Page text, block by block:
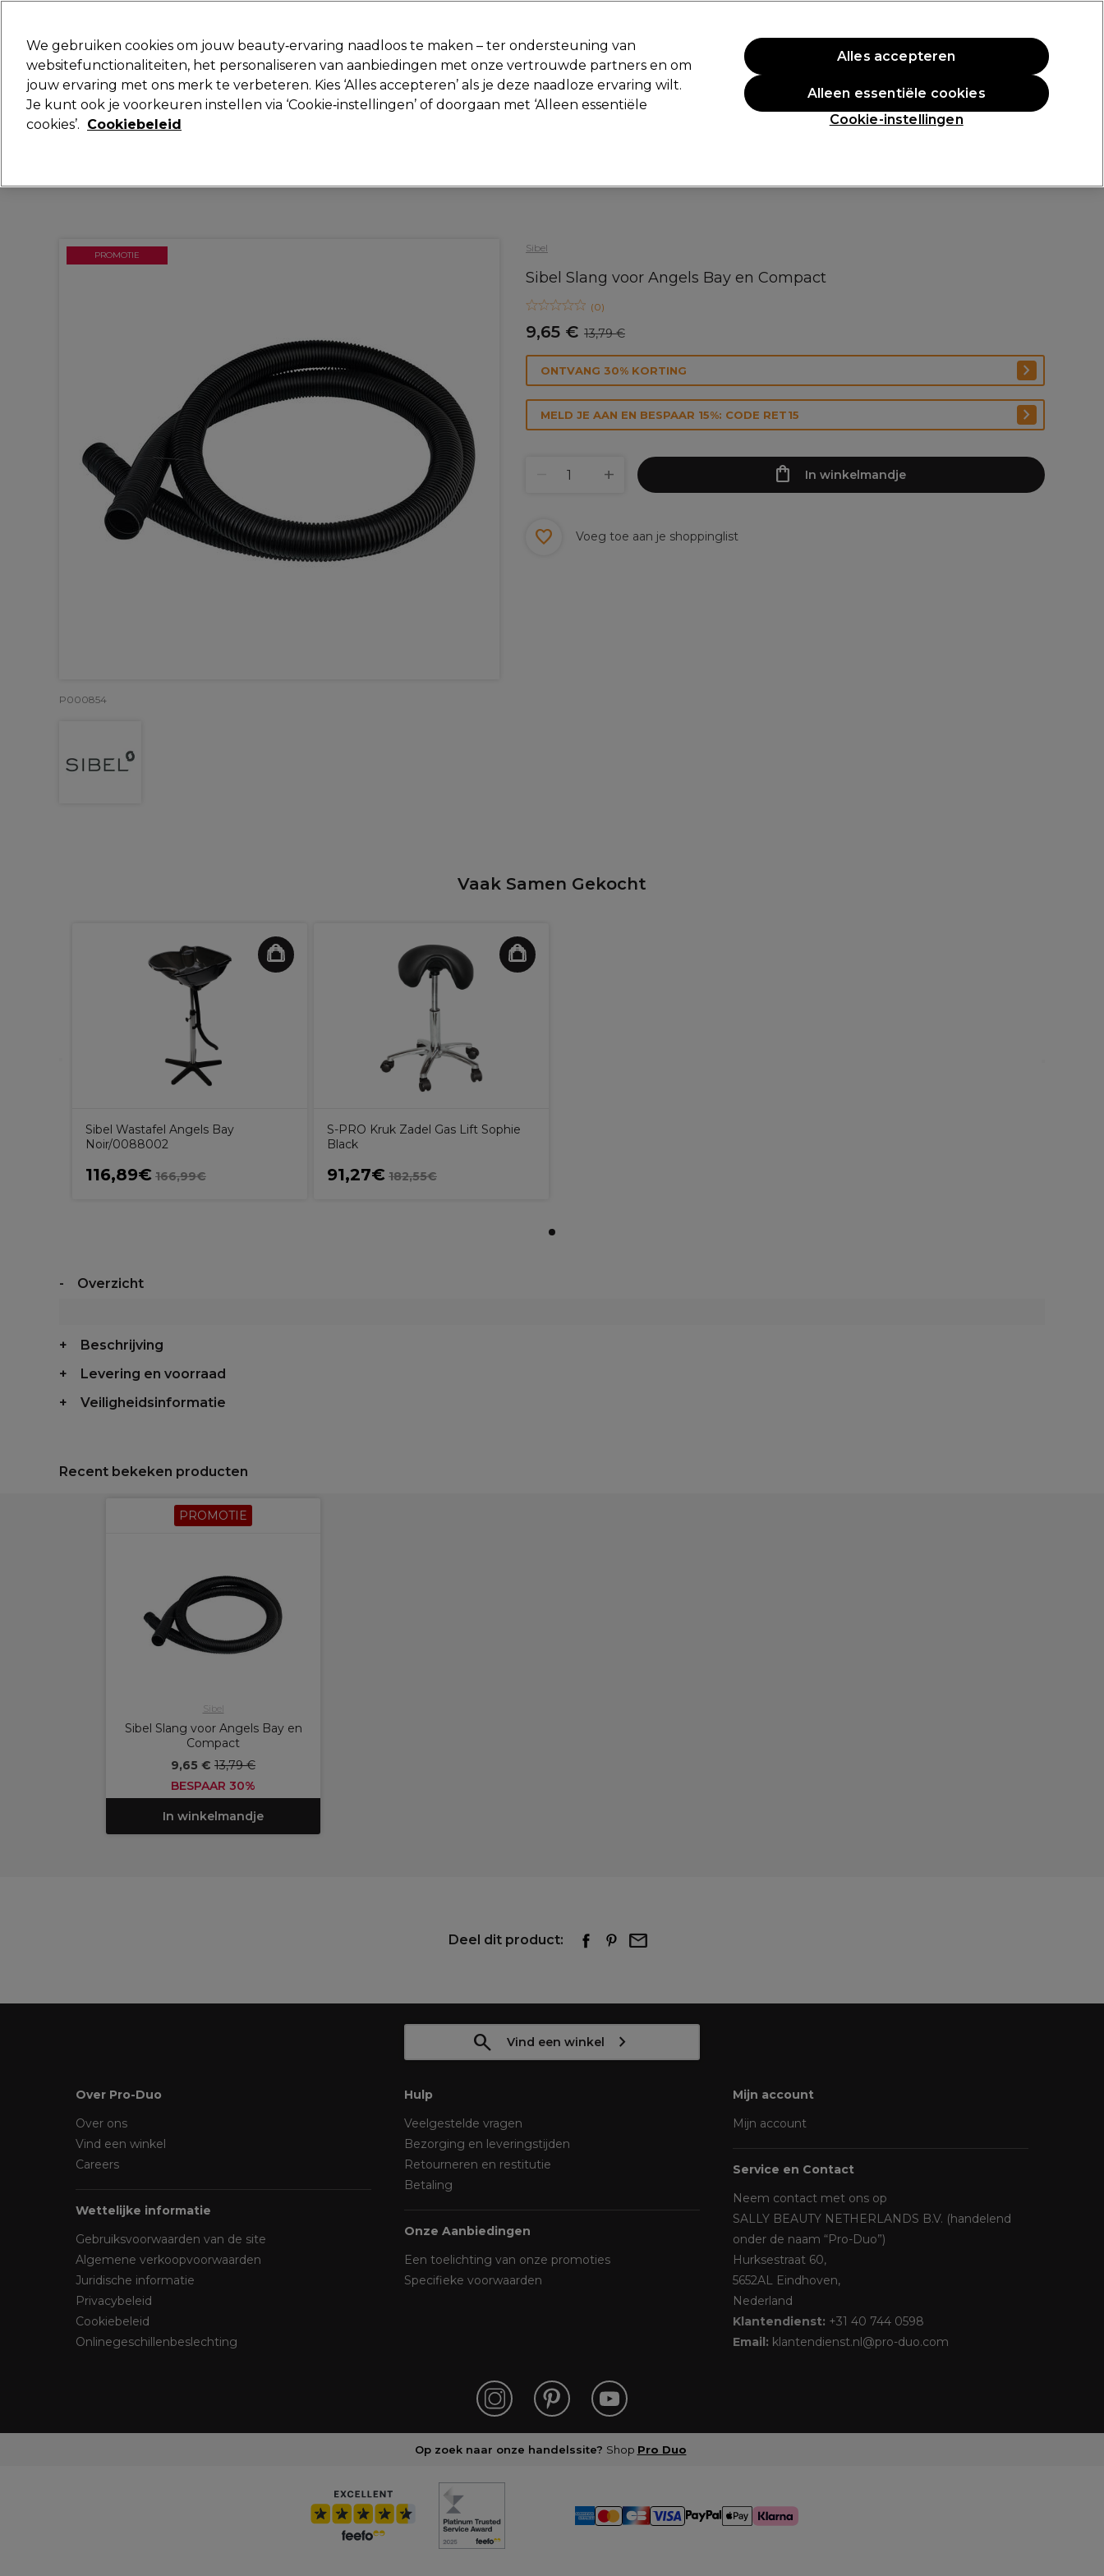
Aanmelden
Merken Deals Haar Elektra Beauty Salon interieur Mannen Vegan Nieuwe producten Professionele Awards
Volgende dag geleverd*
Sibel
Sibel Slang voor Angels Bay en Compact
(0)
9,65 € 13,79 €
PROMOTIE
P000854
ONTVANG 30% KORTING
MELD JE AAN EN BESPAAR 15%: CODE RET15
In winkelmandje
Voeg toe aan je shoppinglist
Vaak Samen Gekocht
Sibel Wastafel Angels Bay
Noir/0088002
116,89€ 166,99€
S-PRO Kruk Zadel Gas Lift Sophie
Black
91,27€ 182,55€
Overzicht
Beschrijving
Levering en voorraad
Veiligheidsinformatie
Recent bekeken producten
PROMOTIE
Sibel
Sibel Slang voor Angels Bay en
Compact
9,65 € 13,79 €
BESPAAR 30%
In winkelmandje
Deel dit product:
Vind een winkel
Over Pro-Duo
Over ons
Vind een winkel
Careers
Wettelijke informatie
Gebruiksvoorwaarden van de site
Algemene verkoopvoorwaarden
Juridische informatie
Privacybeleid
Cookiebeleid
Onlinegeschillenbeslechting
Hulp
Veelgestelde vragen
Bezorging en leveringstijden
Retourneren en restitutie
Betaling
Onze Aanbiedingen
Een toelichting van onze promoties
Specifieke voorwaarden
Mijn account
Mijn account
Service en Contact
Neem contact met ons op
SALLY BEAUTY NETHERLANDS B.V. (handelend
onder de naam “Pro-Duo”)
Hurksestraat 60,
5652AL Eindhoven,
Nederland
Klantendienst: +31 40 744 0598
Email: klantendienst.nl@pro-duo.com
Op zoek naar onze handelssite? Shop Pro Duo
We gebruiken cookies om jouw beauty‑ervaring naadloos te maken – ter ondersteuning van
websitefunctionaliteiten, het personaliseren van aanbiedingen met onze vertrouwde partners en om
jouw ervaring met ons merk te verbeteren. Kies ‘Alles accepteren’ als je deze naadloze ervaring wilt.
Je kunt ook je voorkeuren instellen via ‘Cookie‑instellingen’ of doorgaan met ‘Alleen essentiële
cookies’. Cookiebeleid Cookie-instellingen
Alleen essentiële cookies
Alles accepteren